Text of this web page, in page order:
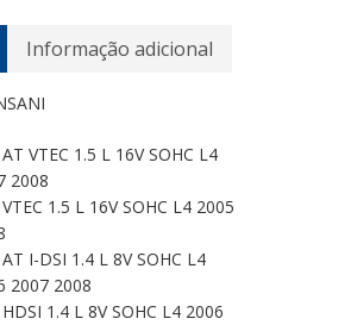
Informação adicional
VTEC 1.5 L 16V SOHC L4
2008
1.5 L 16V SOHC L4 2005
I-DSI 1.4 L 8V SOHC L4
2007 2008
1.4 L 8V SOHC L4 2006